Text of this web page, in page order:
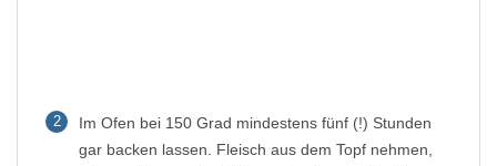
2
Im Ofen bei 150 Grad mindestens fünf (!) Stunden
gar backen lassen. Fleisch aus dem Topf nehmen,